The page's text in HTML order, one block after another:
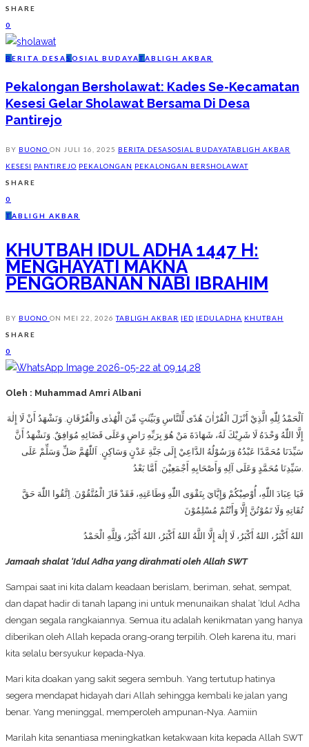
SHARE
0
B ERITA DESAS OSIAL BUDAYATABLIGH AKBAR
Pekalongan Bersholawat: Kades Se-Kecamatan
Kesesi Gelar Sholawat Bersama Di Desa
Pantirejo
BY BUONO ON JULI 16, 2025 BERITA DESASOSIAL BUDAYATABLIGH AKBAR
KESESI PANTIREJO PEKALONGAN PEKALONGAN BERSHOLAWAT
SHARE
0
TABLIGH AKBAR
KHUTBAH IDUL ADHA 1447 H:
MENGHAYATI MAKNA
PENGORBANAN NABI IBRAHIM
BY BUONO ON MEI 22, 2026 TABLIGH AKBAR IED IEDULADHA KHUTBAH
SHARE
0
Oleh : Muhammad Amri Albani
اَلْحَمْدُ لِلّٰهِ الَّذِيْ أَنْزَلَ الْقُرْاٰنَ هُدًى لِّلنَّاسِ وَبَيِّنٰتٍ مِّنَ الْهُدٰى وَالْفُرْقَانِ. وَنَشْهَدُ أَنْ لَا إِلٰهَ
إِلَّا اللّٰهُ وَحْدَهُ لَا شَرِيْكَ لَهُ، شَهَادَةَ مَنْ هُوَ بِرَبِّهِ رَاضٍ وَعَلَى قَضَائِهِ مُوَافِقٌ. وَنَشْهَدُ أَنَّ
سَيِّدَنَا مُحَمَّدًا عَبْدُهُ وَرَسُوْلُهُ الدَّاعِيْ إِلَى جَنَّةِ عَدْنٍ وَسَاكِنٍ. اَللّٰهُمَّ صَلِّ وَسَلِّمْ عَلَى
سَيِّدِنَا مُحَمَّدٍ وَعَلَى آلِهِ وَأَصْحَابِهِ أَجْمَعِيْنَ. أَمَّا بَعْدُ.
فَيَا عِبَادَ اللّٰهِ، أُوْصِيْكُمْ وَإِيَّايَ بِتَقْوَى اللّٰهِ وَطَاعَتِهِ، فَقَدْ فَازَ الْمُتَّقُوْنَ. اِتَّقُوا اللّٰهَ حَقَّ
تُقَاتِهِ وَلَا تَمُوْتُنَّ إِلَّا وَأَنْتُمْ مُسْلِمُوْنَ
اللهُ أَكْبَرُ، اللهُ أَكْبَرُ، لَا إِلَٰهَ إِلَّا اللَّهُ اللهُ أَكْبَرُ، اللهُ أَكْبَرُ، وَلِلَّهِ الْحَمْدُ
Jamaah shalat ‘Idul Adha yang dirahmati oleh Allah SWT
Sampai saat ini kita dalam keadaan berislam, beriman, sehat, sempat,
dan dapat hadir di tanah lapang ini untuk menunaikan shalat ’Idul Adha
dengan segala rangkaiannya. Semua itu adalah kenikmatan yang hanya
diberikan oleh Allah kepada orang-orang terpilih. Oleh karena itu, mari
kita selalu bersyukur kepada-Nya.
Mari kita doakan yang sakit segera sembuh. Yang tertutup hatinya
segera mendapat hidayah dari Allah sehingga kembali ke jalan yang
benar. Yang meninggal, memperoleh ampunan-Nya. Aamiin
Marilah kita senantiasa meningkatkan ketakwaan kita kepada Allah SWT